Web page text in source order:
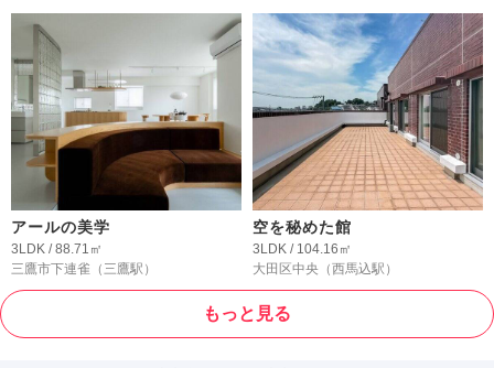
アールの美学
3LDK / 88.71㎡
三鷹市下連雀 （三鷹駅）
空を秘めた館
3LDK / 104.16㎡
大田区中央 （西馬込駅）
もっと見る